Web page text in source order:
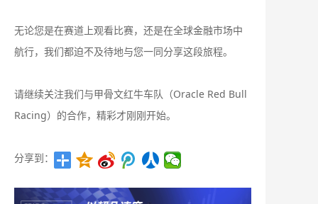
无论您是在赛道上观看比赛，还是在全球金融市场中
航行，我们都迫不及待地与您一同分享这段旅程。
请继续关注我们与甲骨文红牛车队（Oracle Red Bull
Racing）的合作，精彩才刚刚开始。
分享到：